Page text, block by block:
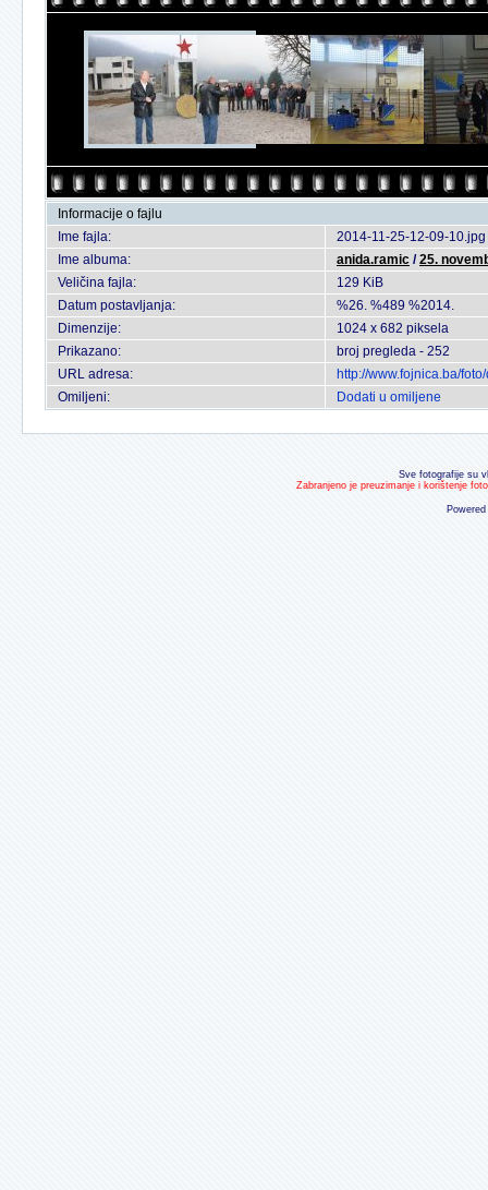
Informacije o fajlu
Ime fajla:
2014-11-25-12-09-10.jpg
Ime albuma:
anida.ramic /25.
Veličina fajla:
129 KiB
Datum postavljanja:
%26. %489 %2014.
Dimenzije:
1024 x 682 piksela
Prikazano:
broj pregleda - 252
URL adresa:
http://www.fojnica.ba/
Omiljeni:
Dodati u omiljene
Sve fotografije su
Zabranjeno je preuzimanje i korištenje